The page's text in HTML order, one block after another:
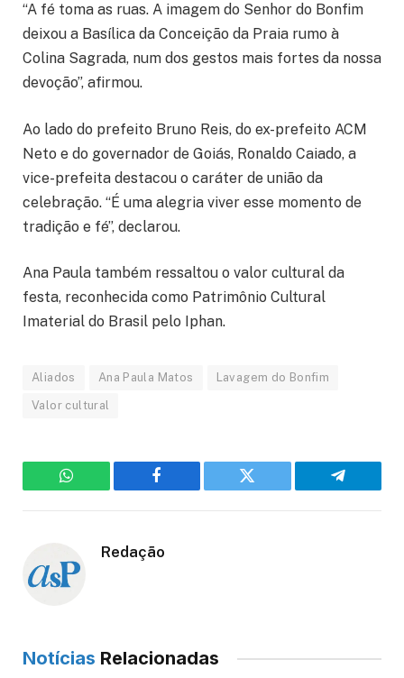
“A fé toma as ruas. A imagem do Senhor do Bonfim
deixou a Basílica da Conceição da Praia rumo à
Colina Sagrada, num dos gestos mais fortes da nossa
devoção”, afirmou.
Ao lado do prefeito Bruno Reis, do ex-prefeito ACM
Neto e do governador de Goiás, Ronaldo Caiado, a
vice-prefeita destacou o caráter de união da
celebração. “É uma alegria viver esse momento de
tradição e fé”, declarou.
Ana Paula também ressaltou o valor cultural da
festa, reconhecida como Patrimônio Cultural
Imaterial do Brasil pelo Iphan.
Aliados Ana Paula Matos Lavagem do Bonfim
Valor cultural
WhatsApp Facebook Twitter Telegram
Redação
Notícias Relacionadas